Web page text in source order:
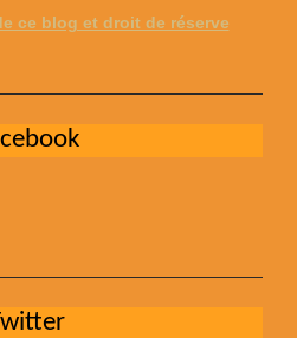
ce blog et droit de réserve